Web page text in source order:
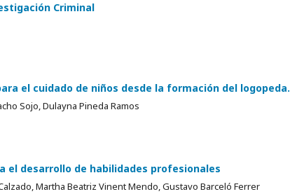
Criminal
el cuidado de niños desde la formación del logopeda.
Sojo, Dulayna Pineda Ramos
el desarrollo de habilidades profesionales
Martha Beatriz Vinent Mendo, Gustavo Barceló Ferrer